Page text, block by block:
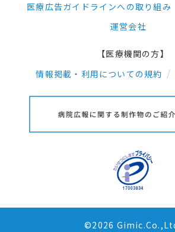
医療広告ガイドラインへの取り組み
運営会社
【医療機関の方】
情報掲載・利用についての規約
©2026